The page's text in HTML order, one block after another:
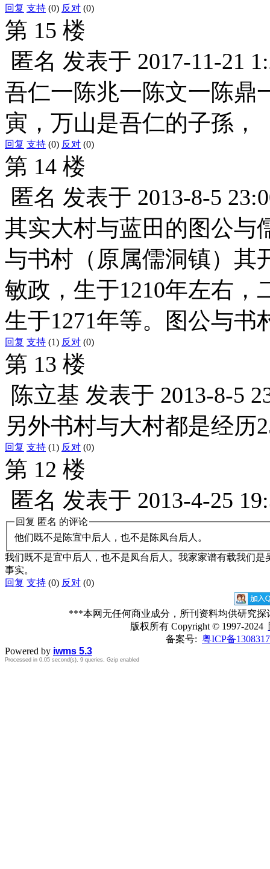
回复 支持 (0) 反对 (0)
第 15 楼
匿名 发表于 2017-11-21
吾仁一陈兆一陈文一陈鼎
寅，万山是吾仁的子孫，
回复 支持 (0) 反对 (0)
第 14 楼
匿名 发表于 2013-8-5
其实大村与蓝田的图公与
与书村（原属儒洞镇）其
敏政，生于1210年左右，
生于1271年等。图公与书
回复 支持 (1) 反对 (0)
第 13 楼
陈立基 发表于 2013-8-5
另外书村与大村都是经历
回复 支持 (1) 反对 (0)
第 12 楼
匿名 发表于 2013-4-25
回复 匿名 的评论
他们既不是陈宜中后人，也不是陈凤台后人。
我们既不是宜中后人，也不是凤台后人。我家家谱有载我们
事实。
回复 支持 (0) 反对 (0)
***本网无任何商业成分，所刊资料均供研究
版权所有 Copyright © 1997-2024
备案号: 粤ICP备
Powered by iwms 5.3
Processed in 0.05 second(s), 9 queries, Gzip enabled